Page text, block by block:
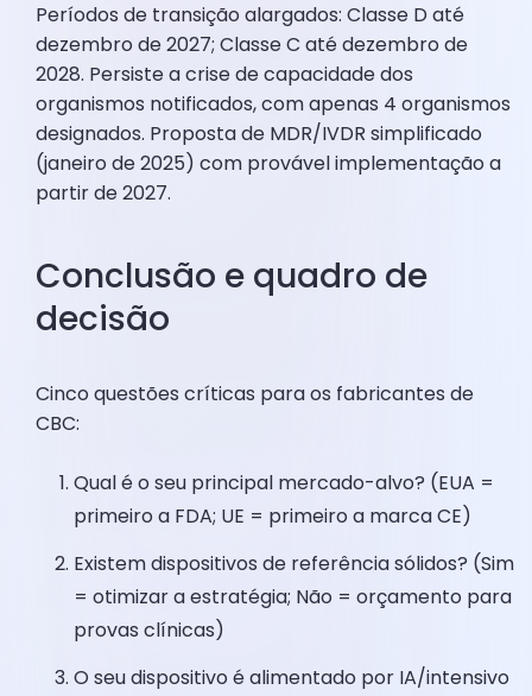
Períodos de transição alargados: Classe D até
dezembro de 2027; Classe C até dezembro de
2028. Persiste a crise de capacidade dos
organismos notificados, com apenas 4 organismos
designados. Proposta de MDR/IVDR simplificado
(janeiro de 2025) com provável implementação a
partir de 2027.
Conclusão e quadro de
decisão
Cinco questões críticas para os fabricantes de
CBC:
Qual é o seu principal mercado-alvo? (EUA =
primeiro a FDA; UE = primeiro a marca CE)
Existem dispositivos de referência sólidos? (Sim
= otimizar a estratégia; Não = orçamento para
provas clínicas)
O seu dispositivo é alimentado por IA/intensivo